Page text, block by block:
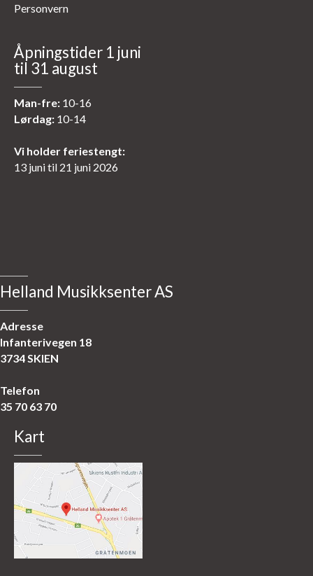
Personvern
Åpningstider 1 juni
til 31 august
Man-fre: 10-16
Lørdag: 10-14
Vi holder feriestengt:
13 juni til 21 juni 2026
Helland Musikksenter AS
Adresse
Infanterivegen 18
3734 SKIEN
Telefon
35 70 63 70
Kart